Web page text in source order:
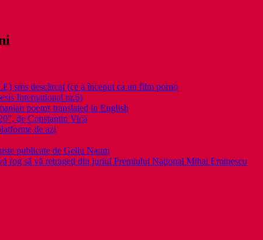
descărcat (ce a început ca un film porno
International nr.6)
poems translated in English
de Constantin Vică
de azi
publicate de Gellu Naum
rog să vă retrageţi din juriul Premiului Naţional Mihai Eminescu